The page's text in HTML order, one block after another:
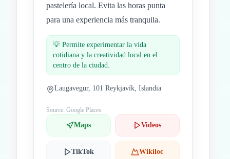
pastelería local. Evita las horas punta
para una experiencia más tranquila.
💡 Permite experimentar la vida
cotidiana y la creatividad local en el
centro de la ciudad.
Laugavegur, 101 Reykjavík, Islandia
Source: Google Places
Maps Videos
TikTok Wikiloc